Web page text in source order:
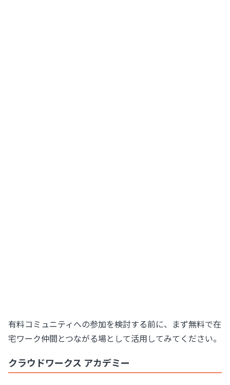
有料コミュニティへの参加を検討する前に、まず無料で在
宅ワーク仲間とつながる場として活用してみてください。
クラウドワークス アカデミー